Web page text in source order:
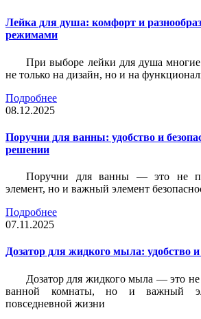
Лейка для душа: комфорт и
режимами
При выборе лейки для душа
не только на дизайн, но и на
Подробнее
08.12.2025
Поручни для ванны: удобство и
решении
Поручни для ванны — это не
элемент, но и важный элемент
Подробнее
07.11.2025
Дозатор для жидкого мыла: удобство и
Дозатор для жидкого мыла — это не
ванной комнаты, но и важный
повседневной жизни